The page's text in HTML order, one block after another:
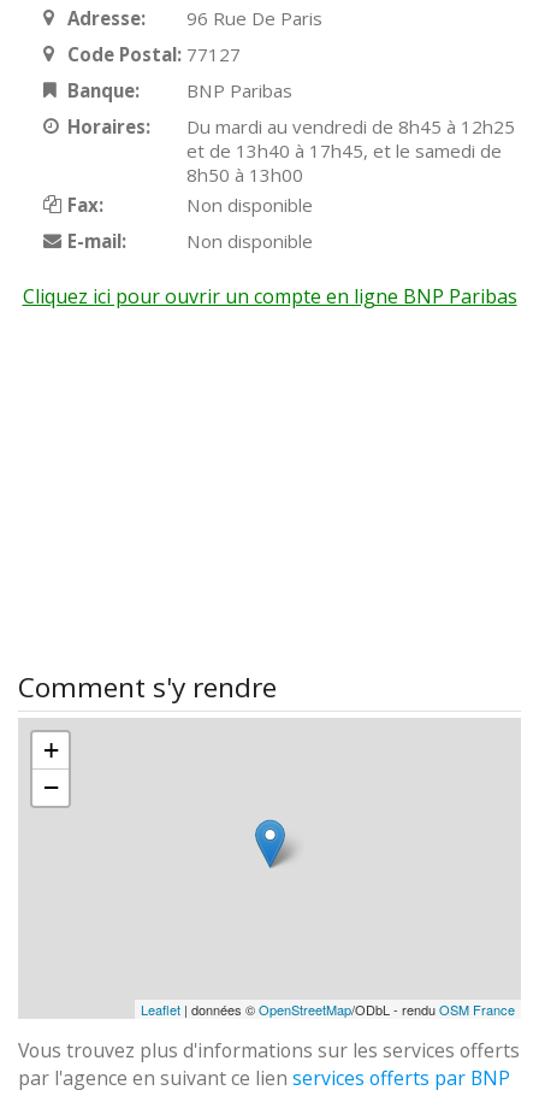
Adresse:
96 Rue De Paris
Code Postal: 77127
Banque:
BNP Paribas
Horaires:
Du mardi au vendredi de 8h45 à 12h25
et de 13h40 à 17h45, et le samedi de
8h50 à 13h00
Fax:
Non disponible
E-mail:
Non disponible
Cliquez ici pour ouvrir un compte en ligne BNP Paribas
Comment s'y rendre
+
−
Leaflet | données ©OpenStreetMap/ODbL - renduOSM France
Vous trouvez plus d'informations sur les services offerts
par l'agence en suivant ce lien services offerts par BNP